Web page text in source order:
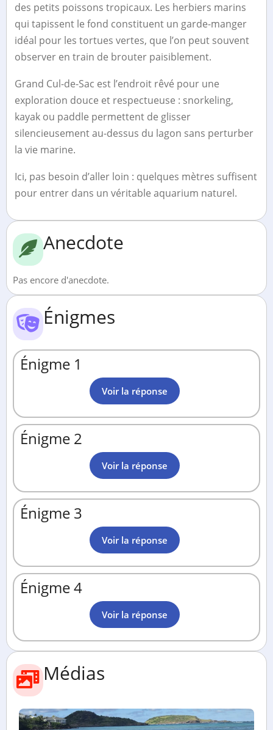
des petits poissons tropicaux. Les herbiers marins
qui tapissent le fond constituent un garde-manger
idéal pour les tortues vertes, que l’on peut souvent
observer en train de brouter paisiblement.
Grand Cul-de-Sac est l’endroit rêvé pour une
exploration douce et respectueuse : snorkeling,
kayak ou paddle permettent de glisser
silencieusement au-dessus du lagon sans perturber
la vie marine.
Ici, pas besoin d’aller loin : quelques mètres suffisent
pour entrer dans un véritable aquarium naturel.
Anecdote
Pas encore d'anecdote.
Énigmes
Énigme 1
Voir la réponse
Énigme 2
Voir la réponse
Énigme 3
Voir la réponse
Énigme 4
Voir la réponse
Médias